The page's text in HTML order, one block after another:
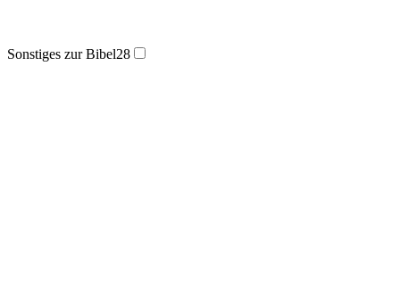
Sonstiges zur Bibel28